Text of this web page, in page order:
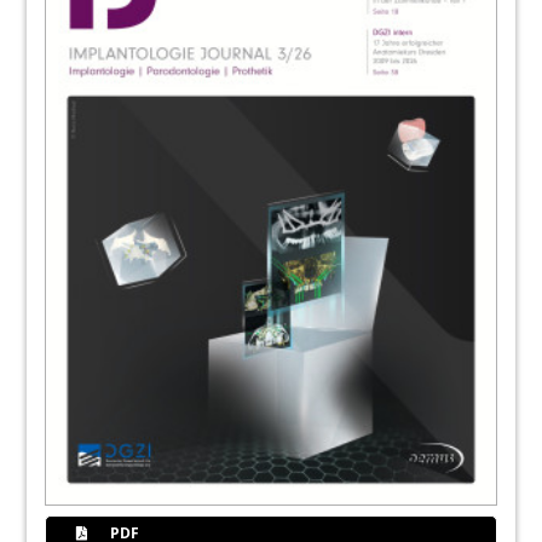
Redaktion
62ImplantologieFortbildungen 2.0
Prof. (Assoc. Dental Science & Research) Dr.
Neue S3-Leitlinie und periimplantäres
Mikrobiom
Argon Dental Vertriebs GmbH
BTI ROADSHOW 2023 und 2024
PDF